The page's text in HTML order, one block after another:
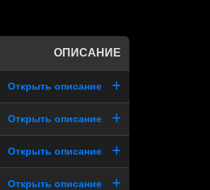
ОПИСАНИЕ
Открыть описание
Открыть описание
Открыть описание
Открыть описание